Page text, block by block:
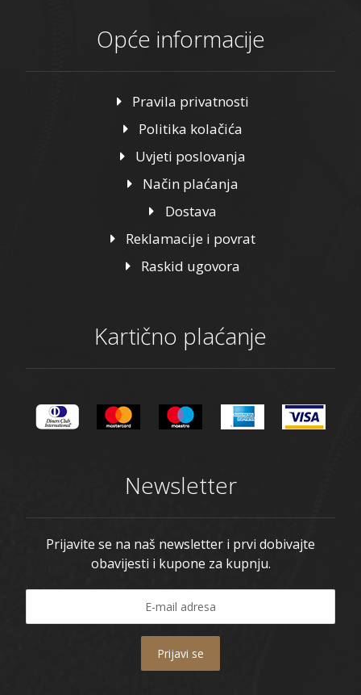
Opće informacije
Pravila privatnosti
Politika kolačića
Uvjeti poslovanja
Način plaćanja
Dostava
Reklamacije i povrat
Raskid ugovora
Kartično plaćanje
Newsletter
Prijavite se na naš newsletter i prvi dobivajte
obavijesti i kupone za kupnju.
Prijavi se